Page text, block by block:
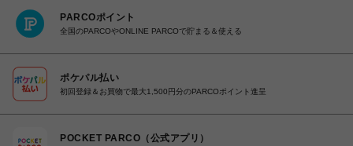
PARCOポイント
全国のPARCOやONLINE PARCOで貯まる＆使える
ポケパル払い
初回登録＆お買物で最大1,500円分のPARCOポイント進呈
POCKET PARCO（公式アプリ）